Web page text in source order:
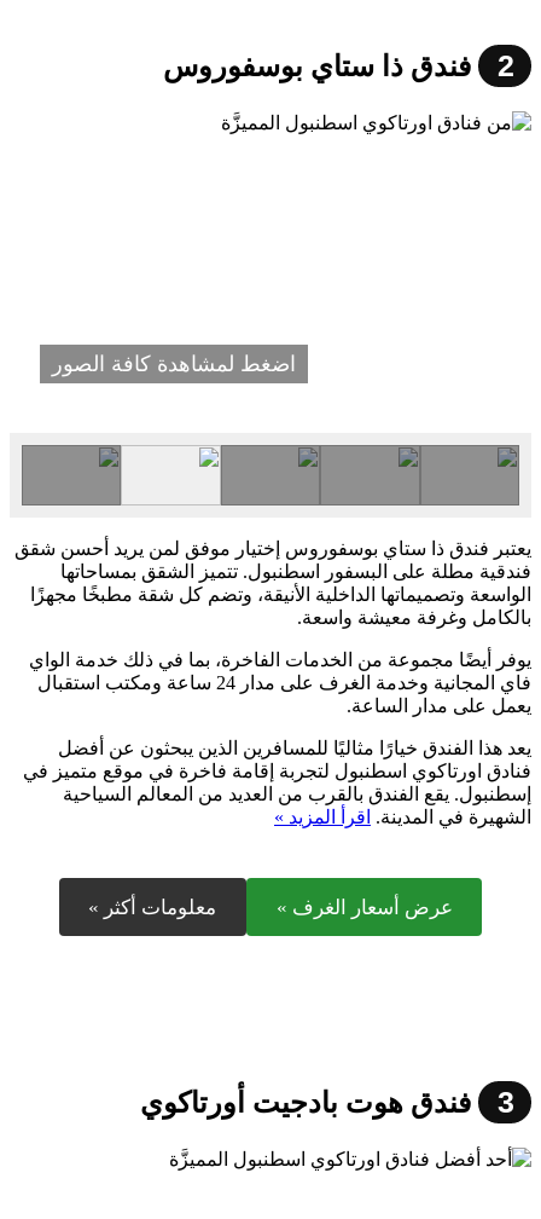
2 فندق ذا ستاي بوسفوروس
اضغط لمشاهدة كافة الصور
يعتبر فندق ذا ستاي بوسفوروس إختيار موفق لمن يريد أحسن شقق
فندقية مطلة على البسفور اسطنبول. تتميز الشقق بمساحاتها
الواسعة وتصميماتها الداخلية الأنيقة، وتضم كل شقة مطبخًا مجهزًا
بالكامل وغرفة معيشة واسعة.
يوفر أيضًا مجموعة من الخدمات الفاخرة، بما في ذلك خدمة الواي
فاي المجانية وخدمة الغرف على مدار 24 ساعة ومكتب استقبال
يعمل على مدار الساعة.
يعد هذا الفندق خيارًا مثاليًا للمسافرين الذين يبحثون عن أفضل
فنادق اورتاكوي اسطنبول لتجربة إقامة فاخرة في موقع متميز في
إسطنبول. يقع الفندق بالقرب من العديد من المعالم السياحية
الشهيرة في المدينة. اقرأ المزيد »
عرض أسعار الغرف » معلومات أكثر »
3 فندق هوت بادجيت أورتاكوي